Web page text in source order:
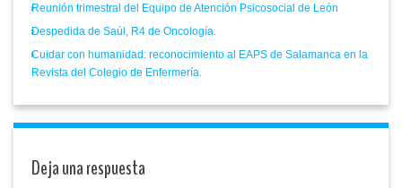
Reunión trimestral del Equipo de Atención Psicosocial de León
Despedida de Saúl, R4 de Oncología.
Cuidar con humanidad: reconocimiento al EAPS de Salamanca en la
Revista del Colegio de Enfermería.
Deja una respuesta